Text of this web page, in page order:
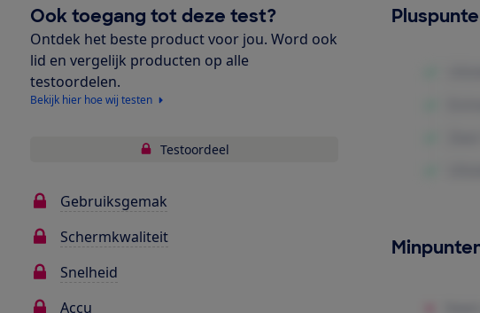
Ook toegang tot deze test?
Ontdek het beste product voor jou. Word ook
lid en vergelijk producten op alle
testoordelen.
Bekijk hier hoe wij testen
Testoordeel
Gebruiksgemak
Schermkwaliteit
Snelheid
Accu